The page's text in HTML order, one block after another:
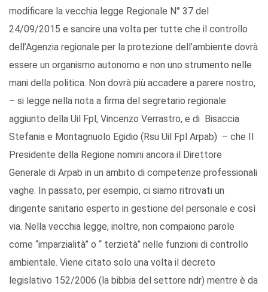
modificare la vecchia legge Regionale N° 37 del
24/09/2015 e sancire una volta per tutte che il controllo
dell’Agenzia regionale per la protezione dell’ambiente dovrà
essere un organismo autonomo e non uno strumento nelle
mani della politica. Non dovrà più accadere a parere nostro,
– si legge nella nota a firma del segretario regionale
aggiunto della Uil Fpl, Vincenzo Verrastro, e di Bisaccia
Stefania e Montagnuolo Egidio (Rsu Uil Fpl Arpab) – che Il
Presidente della Regione nomini ancora il Direttore
Generale di Arpab in un ambito di competenze professionali
vaghe. In passato, per esempio, ci siamo ritrovati un
dirigente sanitario esperto in gestione del personale e così
via. Nella vecchia legge, inoltre, non compaiono parole
come “imparzialità” o “ terzietà” nelle funzioni di controllo
ambientale. Viene citato solo una volta il decreto
legislativo 152/2006 (la bibbia del settore ndr) mentre è da